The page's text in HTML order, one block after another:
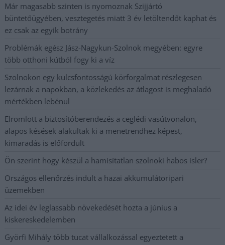
Már magasabb szinten is nyomoznak Szijjártó
büntetőügyében, vesztegetés miatt 3 év letöltendőt kaphat és
ez csak az egyik botrány
Problémák egész Jász-Nagykun-Szolnok megyében: egyre
több otthoni kútból fogy ki a víz
Szolnokon egy kulcsfontosságú körforgalmat részlegesen
lezárnak a napokban, a közlekedés az átlagost is meghaladó
mértékben lebénul
Elromlott a biztosítóberendezés a ceglédi vasútvonalon,
alapos késések alakultak ki a menetrendhez képest,
kimaradás is előfordult
Ön szerint hogy készül a hamisítatlan szolnoki habos isler?
Országos ellenőrzés indult a hazai akkumulátoripari
üzemekben
Az idei év leglassabb növekedését hozta a június a
kiskereskedelemben
Györfi Mihály több tucat vállalkozással egyeztetett a